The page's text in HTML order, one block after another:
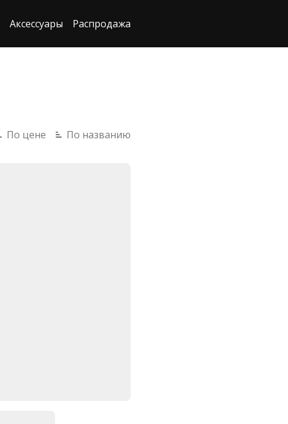
Аксессуары Распродажа
По цене По названию